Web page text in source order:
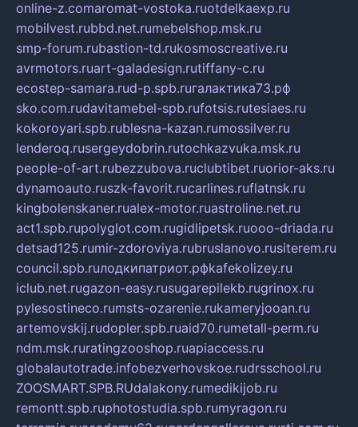
online-z.comaromat-vostoka.ruotdelkaexp.ru
mobilvest.rubbd.net.rumebelshop.msk.ru
smp-forum.rubastion-td.rukosmoscreative.ru
avrmotors.ruart-galadesign.rutiffany-c.ru
ecostep-samara.rud-p.spb.ruгалактика73.рф
sko.com.rudavitamebel-spb.rufotsis.rutesiaes.ru
kokoroyari.spb.rublesna-kazan.rumossilver.ru
lenderoq.rusergeydobrin.rutochkazvuka.msk.ru
people-of-art.rubezzubova.ruclubtibet.ruorior-aks.ru
dynamoauto.ruszk-favorit.rucarlines.ruflatnsk.ru
kingbolenskaner.rualex-motor.ruastroline.net.ru
act1.spb.rupolyglot.com.rugidlipetsk.ruooo-driada.ru
detsad125.rumir-zdoroviya.rubruslanovo.rusiterem.ru
council.spb.ruлодкипатриот.рфkafekolizey.ru
iclub.net.rugazon-easy.rusugarepilekb.rugrinox.ru
pylesostineco.rumsts-ozarenie.rukameryjooan.ru
artemovskij.rudopler.spb.ruaid70.rumetall-perm.ru
ndm.msk.ruratingzooshop.ruapiaccess.ru
globalautotrade.infobezverhovskoe.rudrsschool.ru
ZOOSMART.SPB.RUdalakony.rumedikijob.ru
remontt.spb.ruphotostudia.spb.rumyragon.ru